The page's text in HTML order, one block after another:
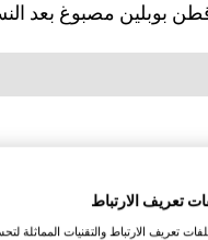
بوبلين مصبوغ بعد
تعريف الارتباط
تعريف الارتباط والتقنيات المماثلة